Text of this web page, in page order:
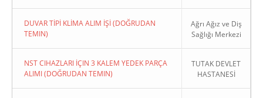
DUVAR TİPİ KLİMA ALIM İŞİ (DOĞRUDAN
TEMIN)
Ağrı Ağız ve Diş
Sağlığı Merkezi
NST CIHAZLARI İÇIN 3 KALEM YEDEK PARÇA
ALIMI (DOĞRUDAN TEMIN)
TUTAK DEVLET
HASTANESİ